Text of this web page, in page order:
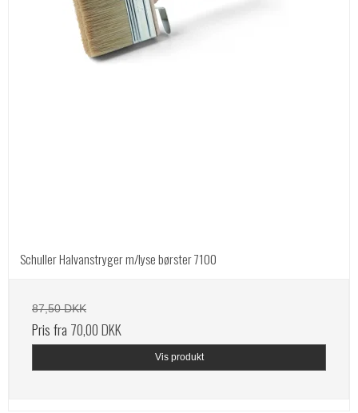
Schuller Halvanstryger m/lyse børster 7100
87,50 DKK
Pris fra 70,00 DKK
Vis produkt